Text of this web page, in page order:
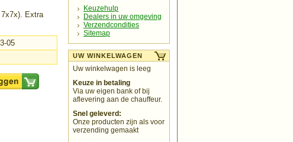
Extra
05
Keuzehulp
Dealers in uw omgeving
Verzendcondities
Sitemap
UW WINKELWAGEN
Uw winkelwagen is leeg
Keuze in betaling
Via uw eigen bank of bij
aflevering aan de chauffeur.
Snel geleverd:
Onze producten zijn als voor
verzending gemaakt